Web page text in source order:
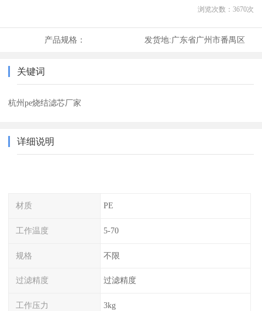
浏览次数： 3670次
产品规格： 发货地:广东省广州市番禺区
关键词
杭州pe烧结滤芯厂家
详细说明
材质 PE
工作温度 5-70
规格 不限
过滤精度 过滤精度
工作压力 3kg